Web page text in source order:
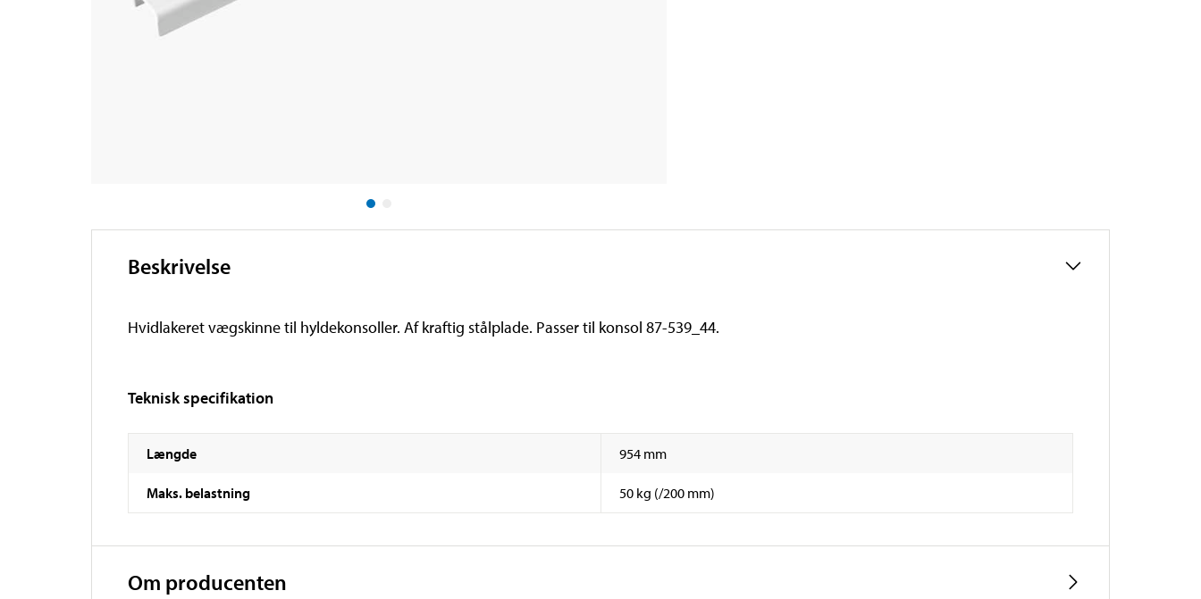
Beskrivelse
Hvidlakeret vægskinne til hyldekonsoller. Af kraftig stålplade. Passer til konsol 87-539_44.
Teknisk specifikation
Længde 954 mm
Maks. belastning 50 kg (/200 mm)
Om producenten